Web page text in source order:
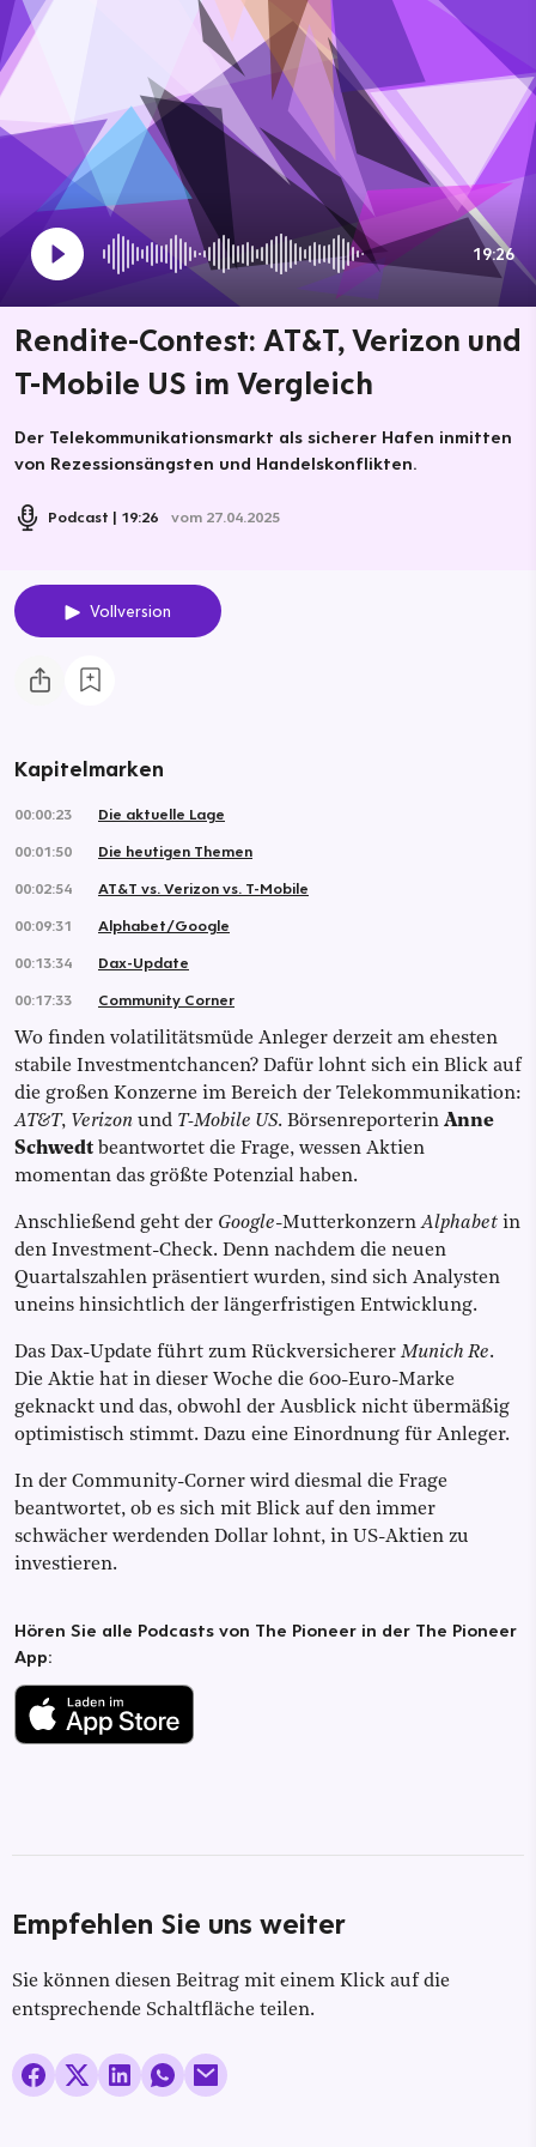
19:26
Rendite-Contest: AT&T, Verizon und
T-Mobile US im Vergleich
Der Telekommunikationsmarkt als sicherer Hafen inmitten
von Rezessionsängsten und Handelskonflikten.
Podcast 19:26 vom 27.04.2025
Vollversion
Kapitelmarken
00:00:23
Die aktuelle Lage
00:01:50
Die heutigen Themen
00:02:54
AT&T vs. Verizon vs. T-Mobile
00:09:31
Alphabet/Google
00:13:34
Dax-Update
00:17:33
Community Corner
Wo finden volatilitätsmüde Anleger derzeit am ehesten
stabile Investmentchancen? Dafür lohnt sich ein Blick auf
die großen Konzerne im Bereich der Telekommunikation:
AT&T, Verizon und T-Mobile US. Börsenreporterin Anne
Schwedt beantwortet die Frage, wessen Aktien
momentan das größte Potenzial haben.
Anschließend geht der Google-MutterkonzernAlphabet in
den Investment-Check. Denn nachdem die neuen
Quartalszahlen präsentiert wurden, sind sich Analysten
uneins hinsichtlich der längerfristigen Entwicklung.
Das Dax-Update führt zum Rückversicherer Munich Re.
Die Aktie hat in dieser Woche die 600-Euro-Marke
geknackt und das, obwohl der Ausblick nicht übermäßig
optimistisch stimmt. Dazu eine Einordnung für Anleger.
In der Community-Corner wird diesmal die Frage
beantwortet, ob es sich mit Blick auf den immer
schwächer werdenden Dollar lohnt, in US-Aktien zu
investieren.
Hören Sie alle Podcasts von The Pioneer in der The Pioneer
App:
Empfehlen Sie uns weiter
Sie können diesen Beitrag mit einem Klick auf die
entsprechende Schaltfläche teilen.